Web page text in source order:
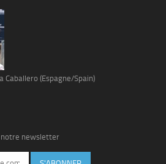
Caballero (Espagne/Spain)
notre newsletter